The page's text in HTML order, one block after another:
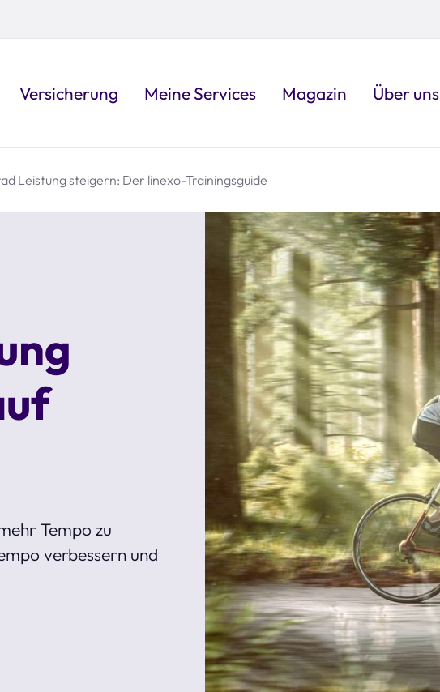
Versicherung Meine Services Magazin Über uns
Leistung steigern: Der linexo-Trainingsguide
Tempo zu
verbessern und